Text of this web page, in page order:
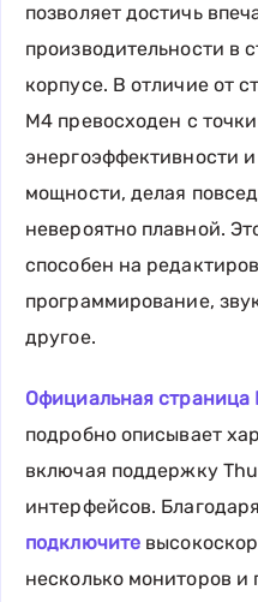
позволяет достичь
производительности в
корпусе. В отличие от
M4 превосходен с
энергоэффективности
мощности, делая
невероятно плавной.
способен на
программирование,
другое.
Официальная страница
подробно описывает
включая поддержку
интерфейсов.
подключите
несколько мониторов